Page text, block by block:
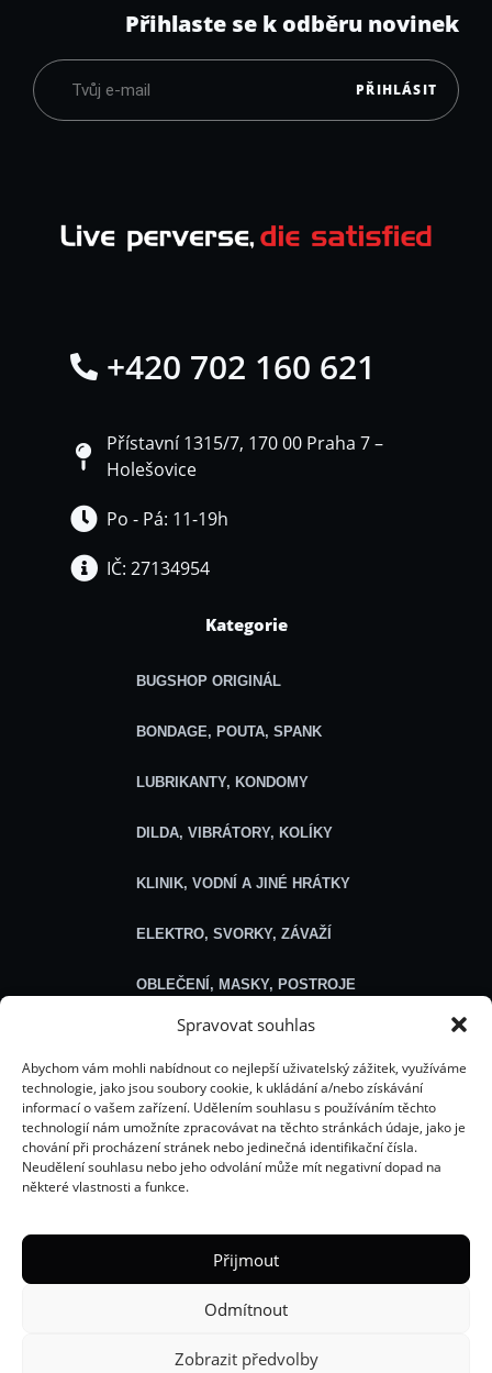
Spravovat souhlas
Abychom vám mohli nabídnout co nejlepší uživatelský zážitek, využíváme
technologie, jako jsou soubory cookie, k ukládání a/nebo získávání
informací o vašem zařízení. Udělením souhlasu s používáním těchto
technologií nám umožníte zpracovávat na těchto stránkách údaje, jako je
chování při procházení stránek nebo jedinečná identifikační čísla.
Neudělení souhlasu nebo jeho odvolání může mít negativní dopad na
některé vlastnosti a funkce.
Přijmout
Odmítnout
Zobrazit předvolby
Přihlaste se k odběru novinek
PŘIHLÁSIT
+420 702 160 621
Přístavní 1315/7, 170 00 Praha 7 –
Holešovice
Po - Pá: 11-19h
IČ: 27134954
Kategorie
BUGSHOP ORIGINÁL
BONDAGE, POUTA, SPANK
LUBRIKANTY, KONDOMY
DILDA, VIBRÁTORY, KOLÍKY
KLINIK, VODNÍ A JINÉ HRÁTKY
ELEKTRO, SVORKY, ZÁVAŽÍ
OBLEČENÍ, MASKY, POSTROJE
SEXSHOP
Obecné
O NÁS
ŘEŠENÍ PROBLÉMU S OBJEDNÁVKOU
VŠEOBECNÉ OBCHODNÍ PODMÍNKY